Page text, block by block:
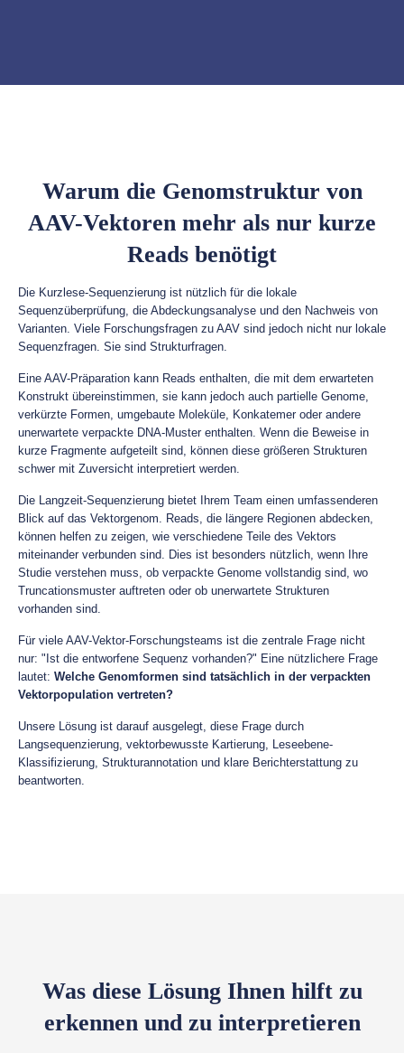
Warum die Genomstruktur von
AAV-Vektoren mehr als nur kurze
Reads benötigt
Die Kurzlese-Sequenzierung ist nützlich für die lokale
Sequenzüberprüfung, die Abdeckungsanalyse und den Nachweis von
Varianten. Viele Forschungsfragen zu AAV sind jedoch nicht nur lokale
Sequenzfragen. Sie sind Strukturfragen.
Eine AAV-Präparation kann Reads enthalten, die mit dem erwarteten
Konstrukt übereinstimmen, sie kann jedoch auch partielle Genome,
verkürzte Formen, umgebaute Moleküle, Konkatemer oder andere
unerwartete verpackte DNA-Muster enthalten. Wenn die Beweise in
kurze Fragmente aufgeteilt sind, können diese größeren Strukturen
schwer mit Zuversicht interpretiert werden.
Die Langzeit-Sequenzierung bietet Ihrem Team einen umfassenderen
Blick auf das Vektorgenom. Reads, die längere Regionen abdecken,
können helfen zu zeigen, wie verschiedene Teile des Vektors
miteinander verbunden sind. Dies ist besonders nützlich, wenn Ihre
Studie verstehen muss, ob verpackte Genome vollstandig sind, wo
Truncationsmuster auftreten oder ob unerwartete Strukturen
vorhanden sind.
Für viele AAV-Vektor-Forschungsteams ist die zentrale Frage nicht
nur: "Ist die entworfene Sequenz vorhanden?" Eine nützlichere Frage
lautet: Welche Genomformen sind tatsächlich in der verpackten
Vektorpopulation vertreten?
Unsere Lösung ist darauf ausgelegt, diese Frage durch
Langsequenzierung, vektorbewusste Kartierung, Leseebene-
Klassifizierung, Strukturannotation und klare Berichterstattung zu
beantworten.
Was diese Lösung Ihnen hilft zu
erkennen und zu interpretieren